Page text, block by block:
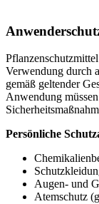
Verwendung durch
gemäß geltender
Anwendung
Persönliche
Augen- und
Atemschutz